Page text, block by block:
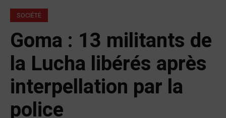
SOCIÉTÉ
Goma : 13 militants de
la Lucha libérés après
interpellation par la
police